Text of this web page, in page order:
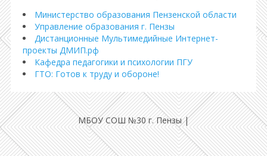
Министерство образования Пензенской области
Управление образования г. Пензы
Дистанционные Мультимедийные Интернет-
проекты ДМИП.рф
Кафедра педагогики и психологии ПГУ
ГТО: Готов к труду и обороне!
МБОУ СОШ №30 г. Пензы|